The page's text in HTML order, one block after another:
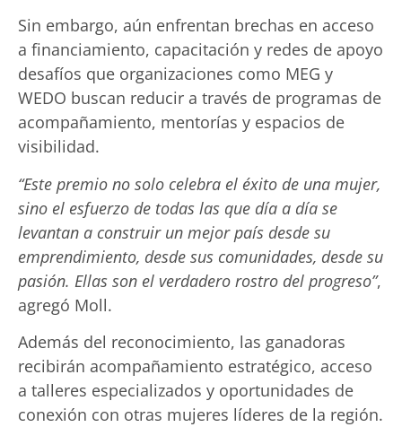
Sin embargo, aún enfrentan brechas en acceso
a financiamiento, capacitación y redes de apoyo
desafíos que organizaciones como MEG y
WEDO buscan reducir a través de programas de
acompañamiento, mentorías y espacios de
visibilidad.
“Este premio no solo celebra el éxito de una mujer,
sino el esfuerzo de todas las que día a día se
levantan a construir un mejor país desde su
emprendimiento, desde sus comunidades, desde su
pasión. Ellas son el verdadero rostro del progreso”,
agregó Moll.
Además del reconocimiento, las ganadoras
recibirán acompañamiento estratégico, acceso
a talleres especializados y oportunidades de
conexión con otras mujeres líderes de la región.